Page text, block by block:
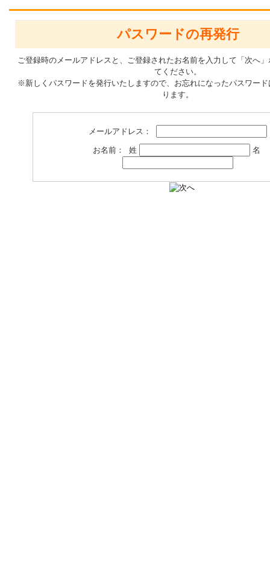
パスワードの再発行
ご登録時のメールアドレスと、ご登録されたお名前を入力して「次へ
てください。
※新しくパスワードを発行いたしますので、お忘れになったパスワー
ります。
メールアドレス：
お名前： 姓 名